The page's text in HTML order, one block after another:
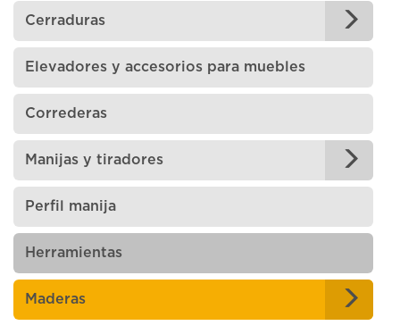
Cerraduras
Elevadores y accesorios para muebles
Correderas
Manijas y tiradores
Perfil manija
Herramientas
Maderas